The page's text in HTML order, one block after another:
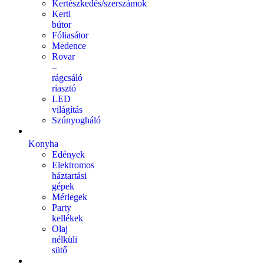
Kertészkedés/szerszámok
Kerti
bútor
Fóliasátor
Medence
Rovar
–
rágcsáló
riasztó
LED
világítás
Szúnyogháló
Konyha
Edények
Elektromos
háztartási
gépek
Mérlegek
Party
kellékek
Olaj
nélküli
sütő